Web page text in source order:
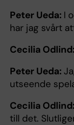
Peter Ueda: I
har jag svårt
Cecilia Odlind:
Peter Ueda:
utseende
Cecilia Odlind:
till det.